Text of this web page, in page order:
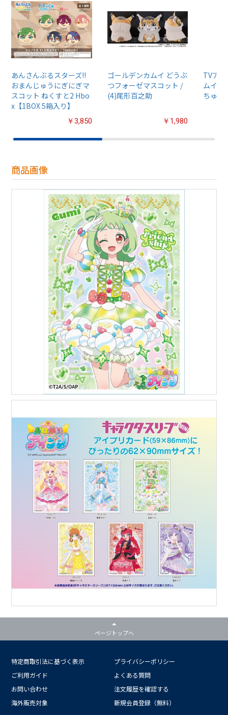
あんさんぶるスターズ!!
おまんじゅうにぎにぎマ
スコット ねくすと2 Hbo
x【1BOX 5箱入り】
￥3,850
ゴールデンカムイ どうぶ
つフォーゼマスコット /
(4)尾形百之助
￥1,980
TVア
ムイ』
ちゅる
商品画像
ページトップへ
特定商取引法に基づく表示
プライバシーポリシー
ご利用ガイド
よくある質問
お問い合わせ
注文履歴を確認する
海外販売対象
新規会員登録（無料）